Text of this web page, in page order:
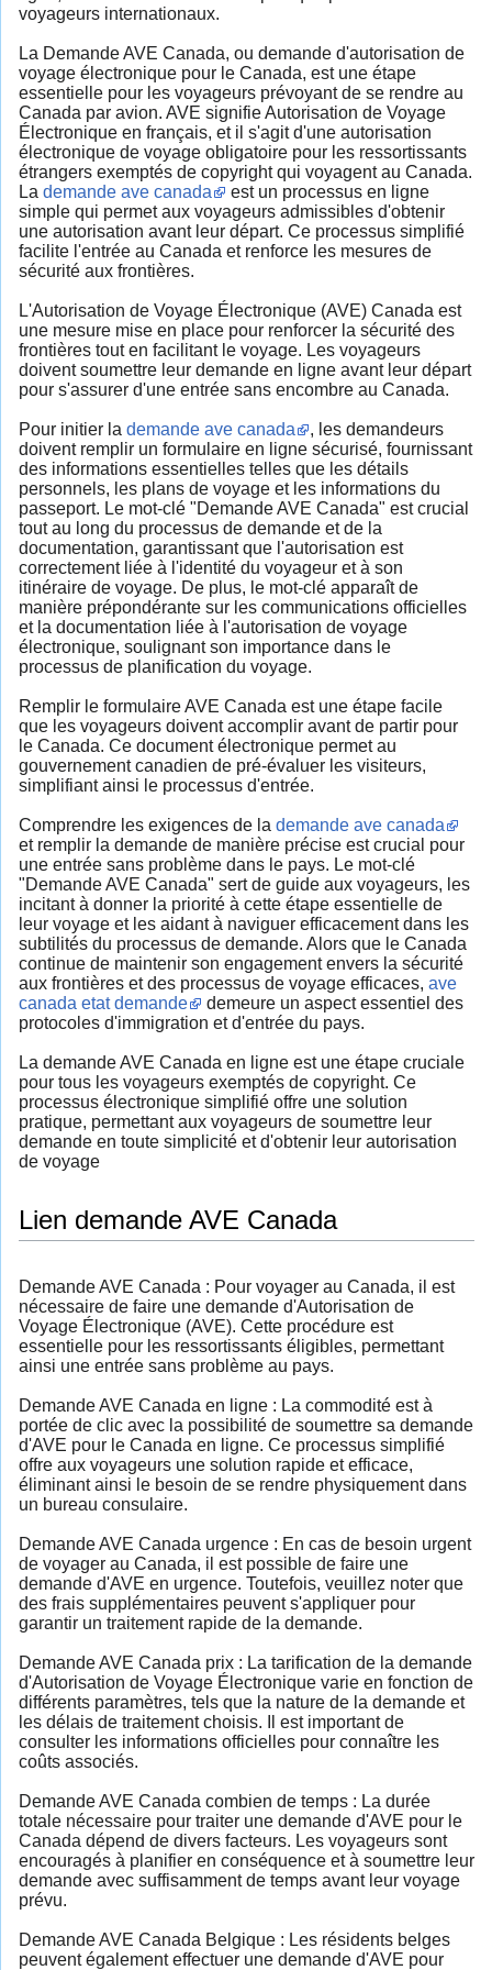
voyageurs internationaux.
La Demande AVE Canada, ou demande d'autorisation de
voyage électronique pour le Canada, est une étape
essentielle pour les voyageurs prévoyant de se rendre au
Canada par avion. AVE signifie Autorisation de Voyage
Électronique en français, et il s'agit d'une autorisation
électronique de voyage obligatoire pour les ressortissants
étrangers exemptés de copyright qui voyagent au Canada.
La demande ave canada
est un processus en ligne
simple qui permet aux voyageurs admissibles d'obtenir
une autorisation avant leur départ. Ce processus simplifié
facilite l'entrée au Canada et renforce les mesures de
sécurité aux frontières.
L'Autorisation de Voyage Électronique (AVE) Canada est
une mesure mise en place pour renforcer la sécurité des
frontières tout en facilitant le voyage. Les voyageurs
doivent soumettre leur demande en ligne avant leur départ
pour s'assurer d'une entrée sans encombre au Canada.
Pour initier la demande ave canada
, les demandeurs
doivent remplir un formulaire en ligne sécurisé, fournissant
des informations essentielles telles que les détails
personnels, les plans de voyage et les informations du
passeport. Le mot-clé "Demande AVE Canada" est crucial
tout au long du processus de demande et de la
documentation, garantissant que l'autorisation est
correctement liée à l'identité du voyageur et à son
itinéraire de voyage. De plus, le mot-clé apparaît de
manière prépondérante sur les communications officielles
et la documentation liée à l'autorisation de voyage
électronique, soulignant son importance dans le
processus de planification du voyage.
Remplir le formulaire AVE Canada est une étape facile
que les voyageurs doivent accomplir avant de partir pour
le Canada. Ce document électronique permet au
gouvernement canadien de pré-évaluer les visiteurs,
simplifiant ainsi le processus d'entrée.
Comprendre les exigences de la demande ave canada
et remplir la demande de manière précise est crucial pour
une entrée sans problème dans le pays. Le mot-clé
"Demande AVE Canada" sert de guide aux voyageurs, les
incitant à donner la priorité à cette étape essentielle de
leur voyage et les aidant à naviguer efficacement dans les
subtilités du processus de demande. Alors que le Canada
continue de maintenir son engagement envers la sécurité
aux frontières et des processus de voyage efficaces, ave
canada etat demande
demeure un aspect essentiel des
protocoles d'immigration et d'entrée du pays.
La demande AVE Canada en ligne est une étape cruciale
pour tous les voyageurs exemptés de copyright. Ce
processus électronique simplifié offre une solution
pratique, permettant aux voyageurs de soumettre leur
demande en toute simplicité et d'obtenir leur autorisation
de voyage
Lien demande AVE Canada
Demande AVE Canada : Pour voyager au Canada, il est
nécessaire de faire une demande d'Autorisation de
Voyage Électronique (AVE). Cette procédure est
essentielle pour les ressortissants éligibles, permettant
ainsi une entrée sans problème au pays.
Demande AVE Canada en ligne : La commodité est à
portée de clic avec la possibilité de soumettre sa demande
d'AVE pour le Canada en ligne. Ce processus simplifié
offre aux voyageurs une solution rapide et efficace,
éliminant ainsi le besoin de se rendre physiquement dans
un bureau consulaire.
Demande AVE Canada urgence : En cas de besoin urgent
de voyager au Canada, il est possible de faire une
demande d'AVE en urgence. Toutefois, veuillez noter que
des frais supplémentaires peuvent s'appliquer pour
garantir un traitement rapide de la demande.
Demande AVE Canada prix : La tarification de la demande
d'Autorisation de Voyage Électronique varie en fonction de
différents paramètres, tels que la nature de la demande et
les délais de traitement choisis. Il est important de
consulter les informations officielles pour connaître les
coûts associés.
Demande AVE Canada combien de temps : La durée
totale nécessaire pour traiter une demande d'AVE pour le
Canada dépend de divers facteurs. Les voyageurs sont
encouragés à planifier en conséquence et à soumettre leur
demande avec suffisamment de temps avant leur voyage
prévu.
Demande AVE Canada Belgique : Les résidents belges
peuvent également effectuer une demande d'AVE pour